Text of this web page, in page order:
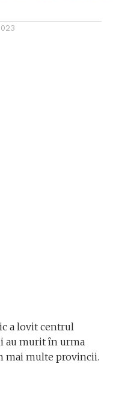
a lovit centrul
au murit în urma
mai multe provincii.